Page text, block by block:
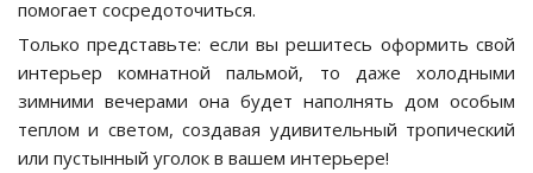
помогает сосредоточиться.
Только представьте: если вы решитесь оформить свой
интерьер комнатной пальмой, то даже холодными
зимними вечерами она будет наполнять дом особым
теплом и светом, создавая удивительный тропический
или пустынный уголок в вашем интерьере!